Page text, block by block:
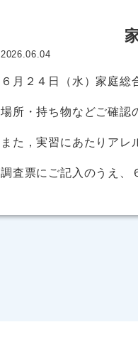
2026.06.04
６月２４日（水）家庭総
場所・持ち物などご確認
また，実習にあたりアレ
調査票にご記入のうえ、